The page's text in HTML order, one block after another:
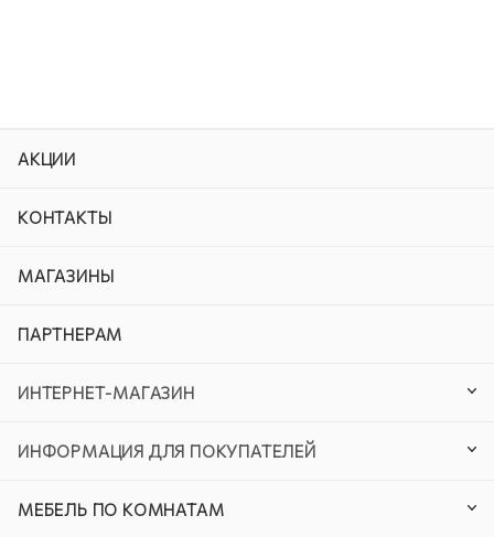
АКЦИИ
КОНТАКТЫ
МАГАЗИНЫ
ПАРТНЕРАМ
ИНТЕРНЕТ-МАГАЗИН
ИНФОРМАЦИЯ ДЛЯ ПОКУПАТЕЛЕЙ
МЕБЕЛЬ ПО КОМНАТАМ